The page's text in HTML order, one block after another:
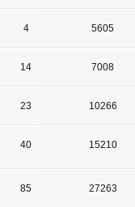
4 5605
14 7008
23 10266
40 15210
85 27263